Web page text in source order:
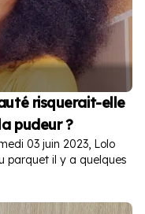
risquerait-elle
pudeur ?
03 juin 2023, Lolo
parquet il y a quelques